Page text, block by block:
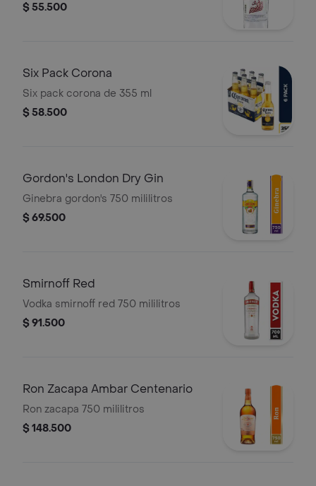
$ 55.500
Six Pack Corona
Six pack corona de 355 ml
$ 58.500
Gordon's London Dry Gin
Ginebra gordon's 750 mililitros
$ 69.500
Smirnoff Red
Vodka smirnoff red 750 mililitros
$ 91.500
Ron Zacapa Ambar Centenario
Ron zacapa 750 mililitros
$ 148.500